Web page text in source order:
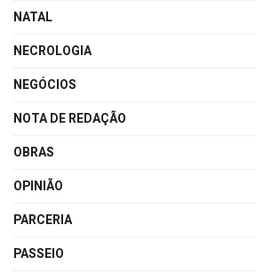
NATAL
NECROLOGIA
NEGÓCIOS
NOTA DE REDAÇÃO
OBRAS
OPINIÃO
PARCERIA
PASSEIO